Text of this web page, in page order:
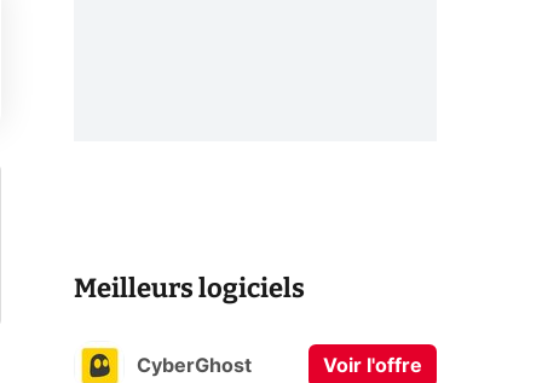
Meilleurs logiciels
CyberGhost Voir l'offre